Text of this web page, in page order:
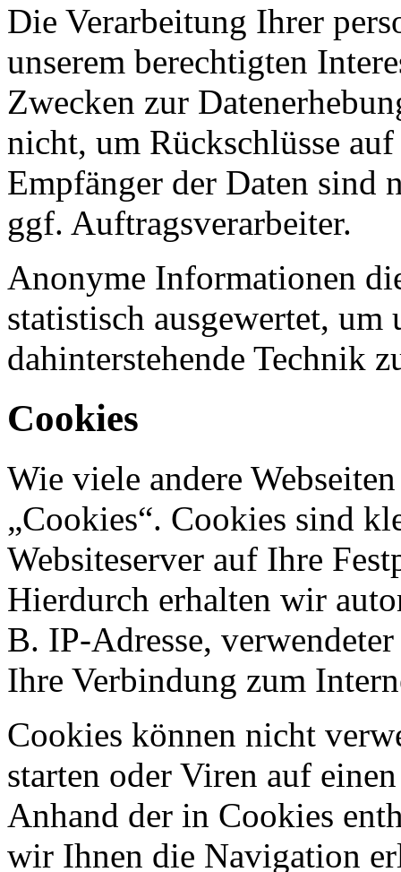
Die Verarbeitung Ihrer
unserem berechtigten
Zwecken zur
nicht, um Rückschlüsse
Empfänger der Daten sind
ggf. Auftragsverarbeiter.
Anonyme Informationen
statistisch ausgewertet,
dahinterstehende Technik
Cookies
Wie viele andere
„Cookies“. Cookies sind
Websiteserver auf Ihre
Hierdurch erhalten wir
B. IP-Adresse,
Ihre Verbindung zum
Cookies können nicht
starten oder Viren auf
Anhand der in Cookies
wir Ihnen die Navigation